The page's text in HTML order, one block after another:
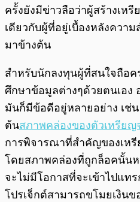
ครั้งยังมีข่าวลือว่าผู้สร้างเหรี
เดียวกับผู้ที่อยู่เบื้องหลังควา
มาข้างต้น
สำหรับนักลงทุนผู้ที่สนใจถือ
ศึกษาข้อมูลต่างๆด้วยตนเอง
มันก็มีข้อดีอยู่หลายอย่าง เช่
ต้นสภาพคล่องของตัวเหรียญ
การพิจารณาที่สำคัญของเห
โดยสภาพคล่องที่ถูกล็อคนั้นห
จะไม่มีโอกาสที่จะเข้าไปแท
โปรเจ็กต์สามารถขโมยเงินข